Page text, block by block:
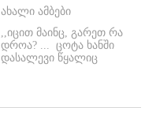
ახალი ამბები
,,იცით მაინც, გარეთ რა
დროა? ... ცოტა ხანში
დასალევი წყალიც